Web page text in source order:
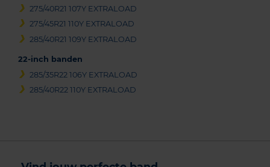
275/40R21 107Y EXTRALOAD
275/45R21 110Y EXTRALOAD
285/40R21 109Y EXTRALOAD
22-inch banden
285/35R22 106Y EXTRALOAD
285/40R22 110Y EXTRALOAD